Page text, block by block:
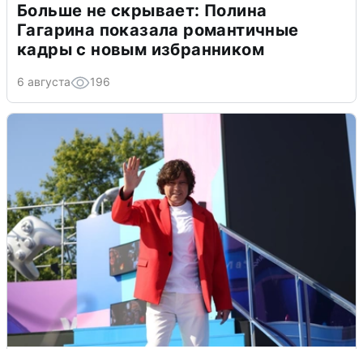
Больше не скрывает: Полина
Гагарина показала романтичные
кадры с новым избранником
6 августа 196